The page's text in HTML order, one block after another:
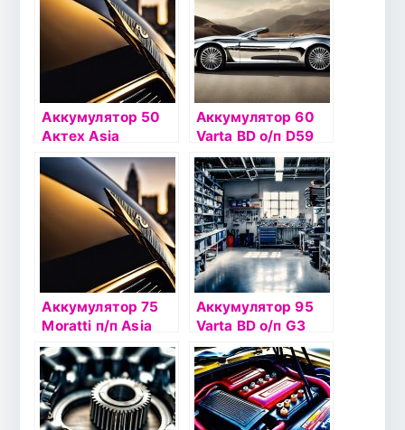
Аккумулятор 50
Актех Asia
Стандарт п/п
ATSTA 50-3-L
Аккумулятор 60
Varta BD о/п D59
(560 409) низкий
Аккумулятор 75
Moratti п/п Asia
(570 024 063) D26
Аккумулятор 95
Varta BD о/п G3
(595 402)